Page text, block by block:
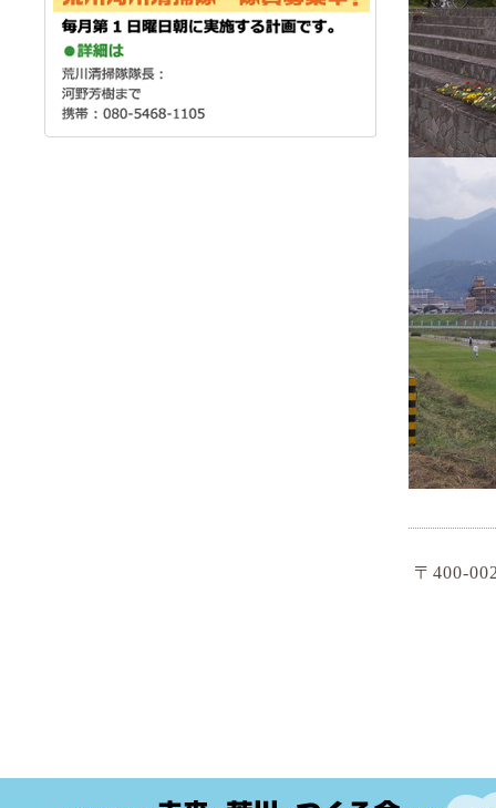
〒400-